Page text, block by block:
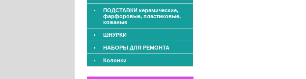
ПОДСТАВКИ керамические,
фарфоровые, пластиковые,
кожаные
ШНУРКИ
НАБОРЫ ДЛЯ РЕМОНТА
Колонки